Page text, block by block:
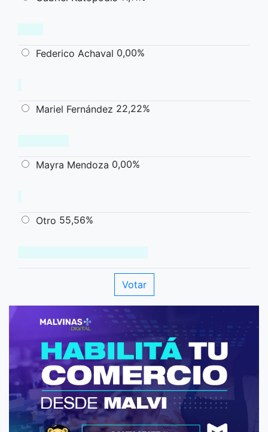
Federico Achaval 0,00%
Mariel Fernández 22,22%
Mayra Mendoza 0,00%
Otro 55,56%